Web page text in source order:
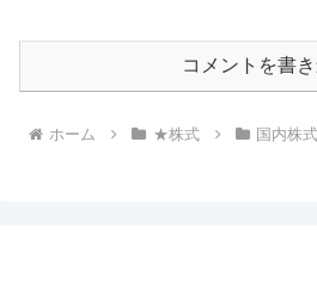
コメントを書
ホーム ★株式 国内株式